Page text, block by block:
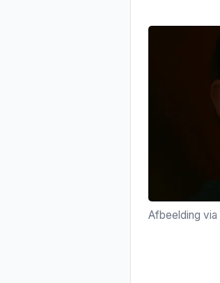
Afbeelding